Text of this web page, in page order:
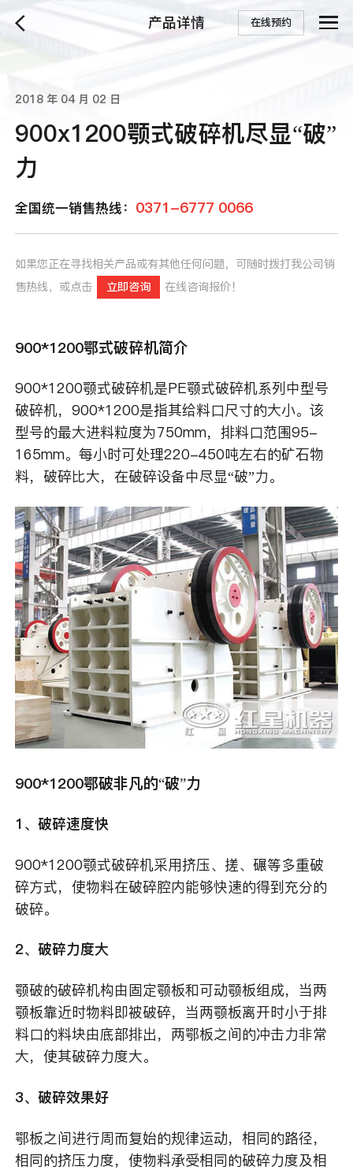
产品详情 在线预约
2018 年 04 月 02 日
900x1200颚式破碎机尽显“破”
力
全国统一销售热线： 0371-6777 0066
如果您正在寻找相关产品或有其他任何问题，可随时拨打我公司销
售热线，或点击
立即咨询 在线咨询报价！
900*1200鄂式破碎机简介
900*1200颚式破碎机是PE颚式破碎机系列中型号
破碎机，900*1200是指其给料口尺寸的大小。该
型号的最大进料粒度为750mm，排料口范围95-
165mm。每小时可处理220-450吨左右的矿石物
料，破碎比大，在破碎设备中尽显“破”力。
900*1200鄂破非凡的“破”力
1、破碎速度快
900*1200颚式破碎机采用挤压、搓、碾等多重破
碎方式，使物料在破碎腔内能够快速的得到充分的
破碎。
2、破碎力度大
颚破的破碎机构由固定颚板和可动颚板组成，当两
颚板靠近时物料即被破碎，当两颚板离开时小于排
料口的料块由底部排出，两鄂板之间的冲击力非常
大，使其破碎力度大。
3、破碎效果好
鄂板之间进行周而复始的规律运动，相同的路径，
相同的挤压力度，使物料承受相同的破碎力度及相